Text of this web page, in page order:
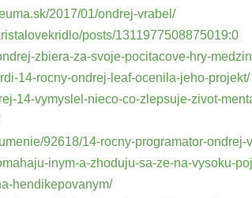
2017/01/ondrej-vrabel/
posts/1311977508875019:0
zbiera-za-svoje-pocitacove-hry-
14-rocny-ondrej-leaf-ocenila-jeho-projekt/
14-vymyslel-nieco-co-zlepsuje-zivot-
92618/14-rocny-programator-ondrej-
inym-a-zhoduju-sa-ze-na-vysoku-
hendikepovanym/